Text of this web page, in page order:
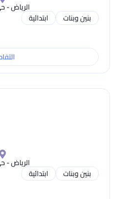
الرياض -
بنين وبنات
ابتدائية
الرياض -
بنين وبنات
ابتدائية